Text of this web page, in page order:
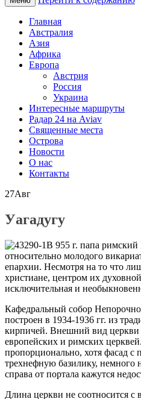
Главная
Австралия
Азия
Африка
Европа
Австрия
Россия
Украина
Интересные маршруты
Радар 24 на Aviav
Священные места
Острова
Новости
О нас
Контакты
27Авг
Уагадугу
В 955 г. папа
относительно молодого
епархии. Несмотря на то что
христиане, центром их
исключительная и
Кафедральный собор
построен в 1934-1936 гг. из
кирпичей. Внешний вид церкви
европейских и римских
пропорционально, хотя фасад
трехнефную базилику, немного
справа от портала кажутся
Длина церкви не соотносится с